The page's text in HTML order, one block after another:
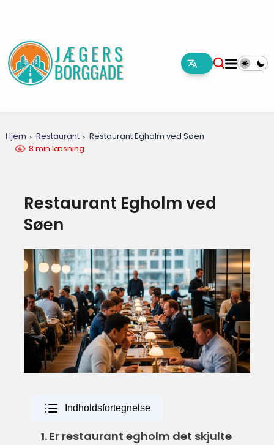
Hjem Restaurant
Restaurant Egholm ved Søen
8 min læsning
Restaurant Egholm ved
Søen
Indholdsfortegnelse
1.Er restaurant egholm det skjulte